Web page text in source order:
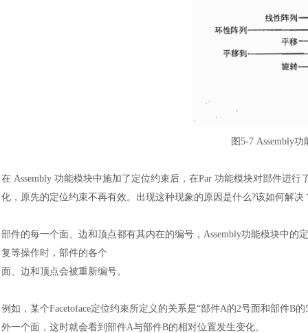
图 5-7 Assembly功
在 Assembly 功能模块中施加了定位约束后，在Par 功能模块对部件进
化，原先的定位约束不再有效。出现这种现象的原因是什么?该如何解决
部件的每一个面、边和顶点都有其内在的编号， Assembly功能模块中的
复等操作时，部件的各个
面、边和顶点会被重新编号。
例如，某个Facetoface定位约束所定义的关系是“部件A的2号面和部件B
外一个面，这时就会看到部件A与部件B的相对位置发生变化。